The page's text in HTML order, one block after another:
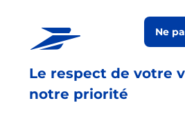
Le respect de votre
notre priorité
Ne
Localiser les scanners à
Le lien s'ouvre dans un nouvel